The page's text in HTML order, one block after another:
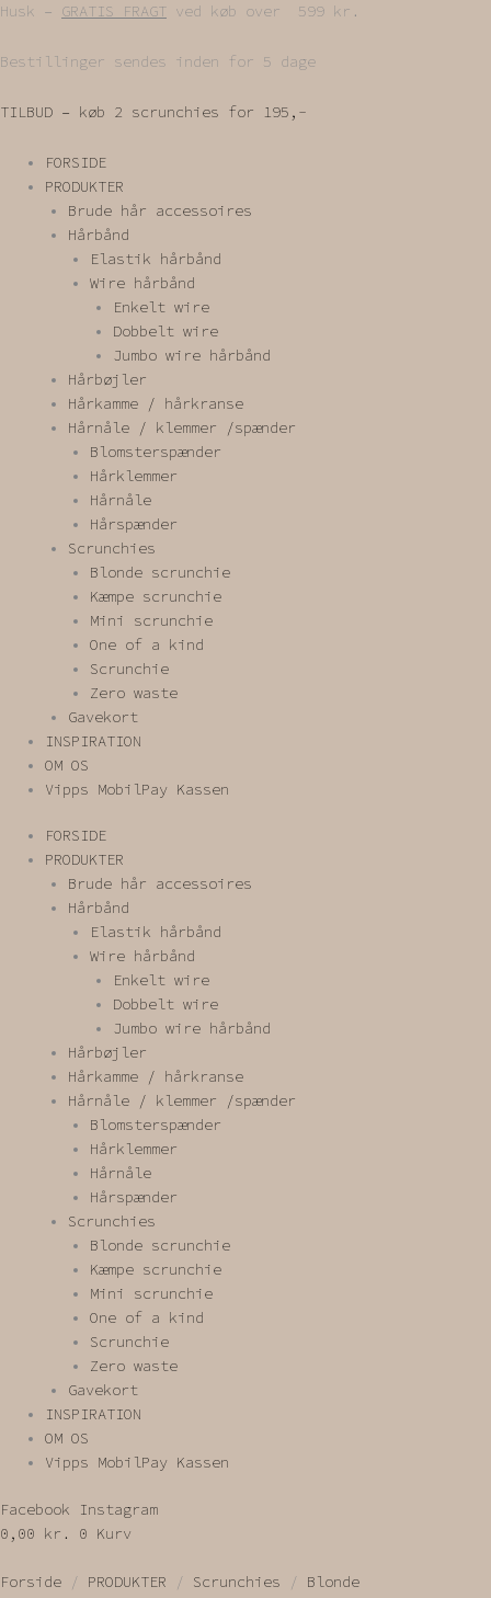
Gå
indholdet
Husk – GRATIS FRAGT ved køb over 599 kr.
Bestillinger sendes inden for 5 dage
TILBUD – køb 2 scrunchies for 195,-
FORSIDE
PRODUKTER
Brude hår accessoires
Hårbånd
Elastik hårbånd
Wire hårbånd
Enkelt wire
Dobbelt wire
Jumbo wire hårbånd
Hårbøjler
Hårkamme / hårkranse
Hårnåle / klemmer /spænder
Blomsterspænder
Hårklemmer
Hårnåle
Hårspænder
Scrunchies
Blonde scrunchie
Kæmpe scrunchie
Mini scrunchie
One of a kind
Scrunchie
Zero waste
Gavekort
INSPIRATION
OM OS
Vipps MobilPay Kassen
FORSIDE
PRODUKTER
Brude hår accessoires
Hårbånd
Elastik hårbånd
Wire hårbånd
Enkelt wire
Dobbelt wire
Jumbo wire hårbånd
Hårbøjler
Hårkamme / hårkranse
Hårnåle / klemmer /spænder
Blomsterspænder
Hårklemmer
Hårnåle
Hårspænder
Scrunchies
Blonde scrunchie
Kæmpe scrunchie
Mini scrunchie
One of a kind
Scrunchie
Zero waste
Gavekort
INSPIRATION
OM OS
Vipps MobilPay Kassen
Facebook
Instagram
0,00 kr. 0 Kurv
Forside / PRODUKTER / Scrunchies / Blonde